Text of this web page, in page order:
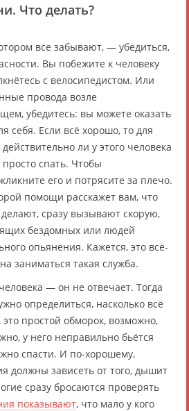
Что делать?
все забывают, — убедиться,
Вы побежите к человеку
с велосипедистом. Или
провода возле
убедитесь: вы можете оказать
себя. Если всё хорошо, то для
ли у этого человека
спать. Чтобы
его и потрясите за плечо.
помощи расскажет вам, что
сразу вызывают скорую,
бездомных или людей
опьянения. Кажется, это всё-
заниматься такая служба.
— он не отвечает. Тогда
определиться, насколько всё
простой обморок, возможно,
у него неправильно бьётся
спасти. И по-хорошему,
должны зависеть от того, дышит
сразу бросаются проверять
показывают, что мало у кого